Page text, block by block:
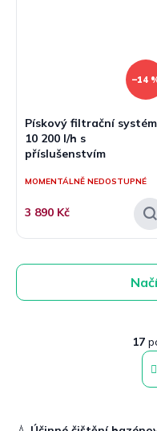
–14
Pískový filtrační systém
10 200 l/h s
příslušenstvím
MOMENTÁLNĚ NEDOSTUPNÉ
3 890 Kč
17